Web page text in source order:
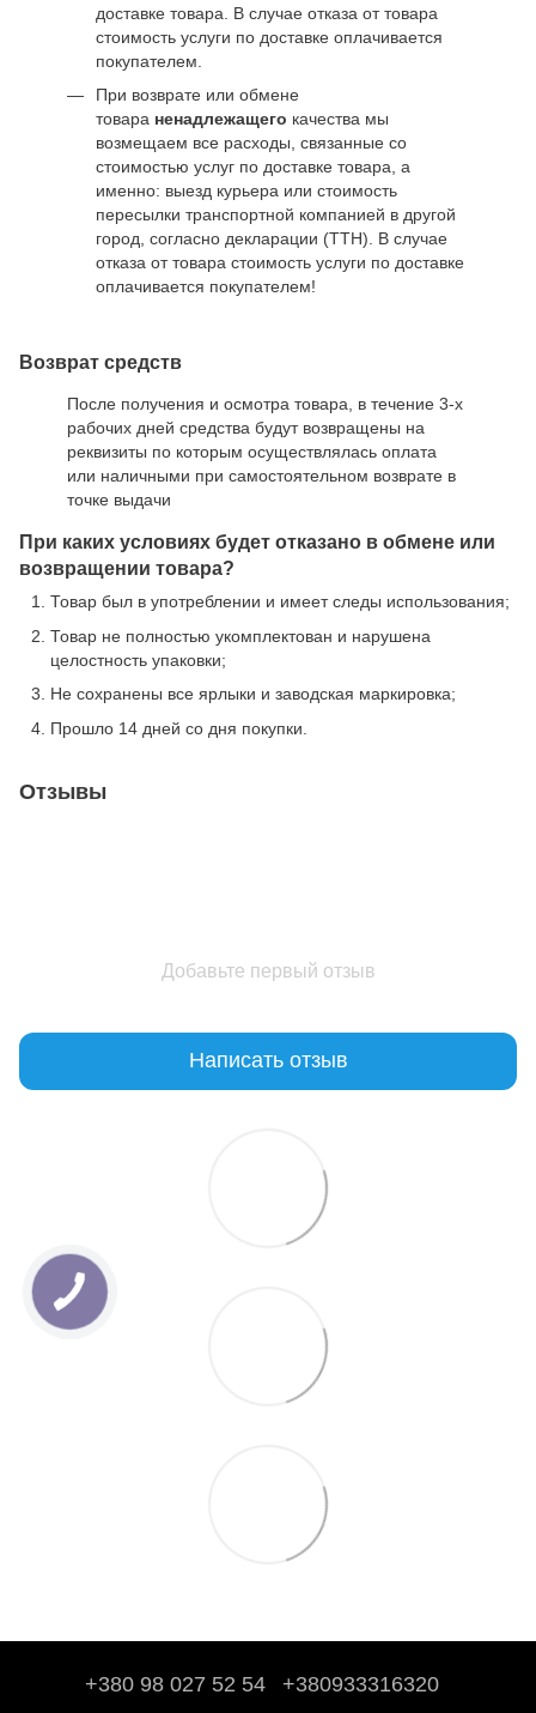
доставке товара. В случае отказа от товара
стоимость услуги по доставке оплачивается
покупателем.
При возврате или обмене
товара ненадлежащего качества мы
возмещаем все расходы, связанные со
стоимостью услуг по доставке товара, а
именно: выезд курьера или стоимость
пересылки транспортной компанией в другой
город, согласно декларации (ТТН). В случае
отказа от товара стоимость услуги по доставке
оплачивается покупателем!
Возврат средств
После получения и осмотра товара, в течение 3-х
рабочих дней средства будут возвращены на
реквизиты по которым осуществлялась оплата
или наличными при самостоятельном возврате в
точке выдачи
При каких условиях будет отказано в обмене или
возвращении товара?
Товар был в употреблении и имеет следы использования;
Товар не полностью укомплектован и нарушена
целостность упаковки;
Не сохранены все ярлыки и заводская маркировка;
Прошло 14 дней со дня покупки.
Отзывы
Добавьте первый отзыв
Написать отзыв
+380 98 027 52 54 +380933316320